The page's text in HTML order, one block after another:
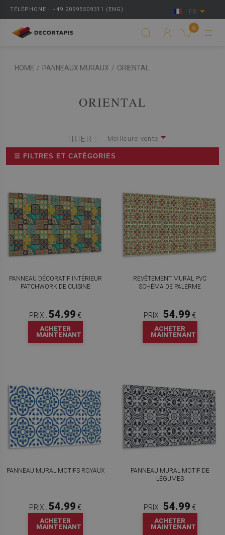
TÉLÉPHONE : +49 20995509311 (ENG) FR
0
HOME / PANNEAUX MURAUX / ORIENTAL
ORIENTAL
TRIER : Meilleure vente
☰ FILTRES ET CATÉGORIES
PANNEAU DÉCORATIF INTÉRIEUR
PATCHWORK DE CUISINE
PRIX : 54.99 €
ACHETER
MAINTENANT
REVÊTEMENT MURAL PVC
SCHÉMA DE PALERME
PRIX : 54.99 €
ACHETER
MAINTENANT
PANNEAU MURAL MOTIFS ROYAUX
PRIX : 54.99 €
ACHETER
MAINTENANT
PANNEAU MURAL MOTIF DE
LÉGUMES
PRIX : 54.99 €
ACHETER
MAINTENANT